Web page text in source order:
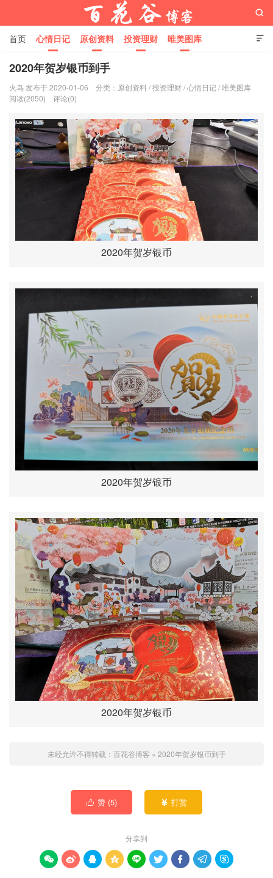

首页 心情日记 原创资料 投资理财 唯美图库
影音视频 工作照片 Python代码

2020年贺岁银币到手
火鸟 发布于 2020-01-06 分类： 原创资料 /投资理财/心情日记/唯美图库
阅读(2050)
评论(0)
2020年贺岁银币
2020年贺岁银币
2020年贺岁银币
未经允许不得转载： 百花谷博客 » 2020年贺岁银币到手
 赞 (5)  打赏
分享到
        